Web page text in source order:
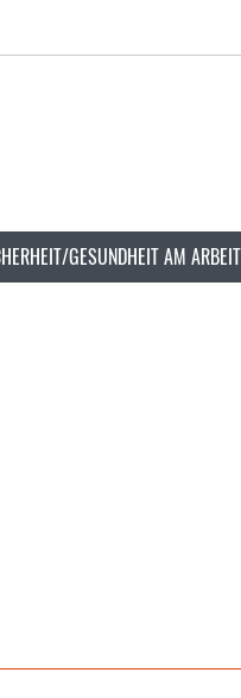
GESUNDHEIT AM